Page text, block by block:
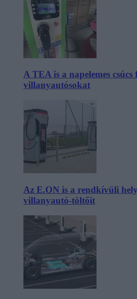
A TEA is a napelemes csúcs
villanyautósokat
Az E.ON is a rendkívüli
villanyautó-töltőit